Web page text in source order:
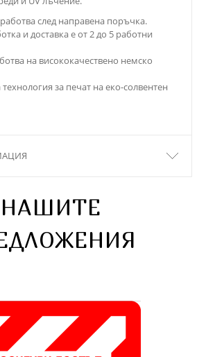
след направена поръчка.
и доставка е от 2 до 5 работни
на висококачествено немско
за печат на еко-солвентен
НАШИТЕ